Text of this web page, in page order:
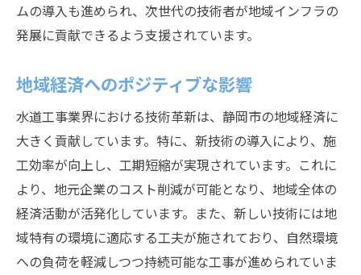
ムの導入も進められ、次世代の技術者が地域インフラの
発展に貢献できるよう支援されています。
地域経済へのポジティブな影響
水道工事業界における技術革新は、静岡市の地域経済に
大きく貢献しています。特に、新技術の導入により、施
工効率が向上し、工期短縮が実現されています。これに
より、地元企業のコスト削減が可能となり、地域全体の
経済活動が活発化しています。また、新しい技術には地
域特有の環境に適応する工夫が施されており、自然環境
への負荷を軽減しつつ持続可能な工事が進められていま